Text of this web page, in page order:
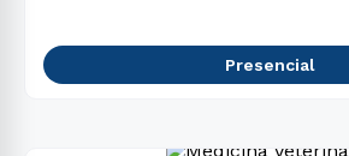
Presencial